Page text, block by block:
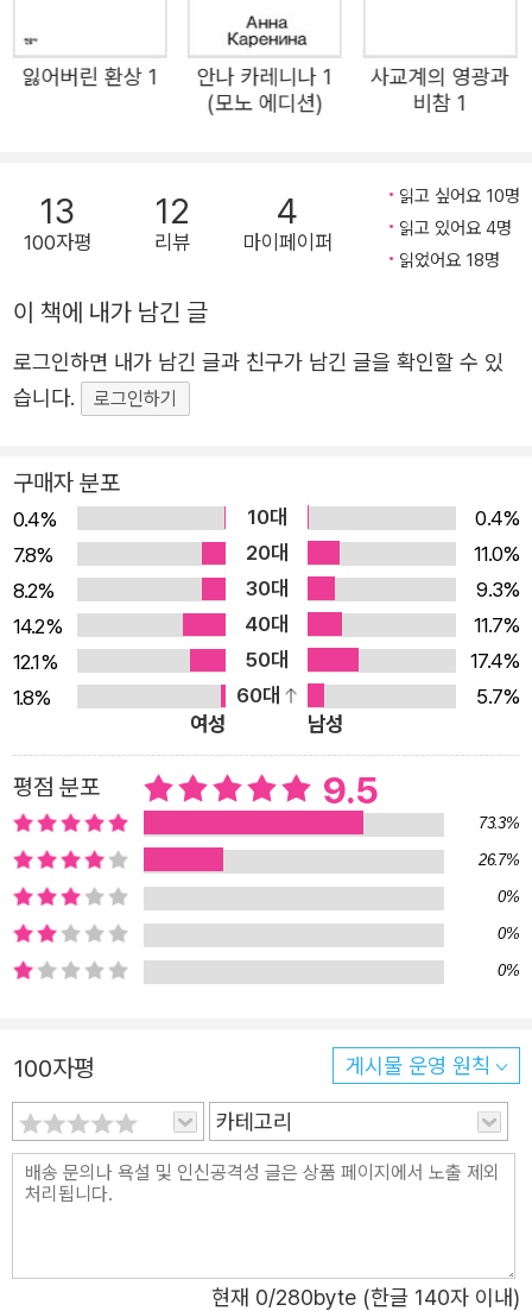
끼며 단두대의 이슬로 사라진 혁명가 당통의 이야기를 다룬
희곡 「당통의 죽음」, 소외된 하층 계급의 인물을 최초로 비극
의 주인공으로 내세워 사회의 부조리를 드러낸 희곡 「보이체
와 레나」, 천재적인 재능을 지녔음에도 사회와 화합하지 못
하고 광기 속에서 비운의 삶을 살았던 실존 작가 렌츠의 이
야기를 다룬 단편소설 「렌츠」 등 뷔히너의 전작을 이 책 한
권에 수록했다. 뿐만 아니라 당대의 전제 정치에 맞선 저항
지방의 전령」, 자연 과학에도 특출한 능력을 보였던 그의 과
학자로서의 면모를 보여 주는 강연록 「뇌신경에 관한 시범
그려 볼 수 있도록 했다. 오늘날 그의 희곡들은 전 세계적으
로 널리 공연되고 있으며, 전통적인 기승전결을 벗어난 열린
형식과 낭만성을 벗어난 냉철한 사실주의, 부조리와 소외 등
현대 연극의 주요한 특징들을 선구적으로 보여 준 작품들로
평가된다. 그의 이름을 기리기 위해 제정된 <게오르크 뷔히
너상>은 현재 독일어권에서 가장 권위 있는 문학상으로 꼽
힌다. 이 책을 번역한 전문 번역가 박종대 씨는 대부분 희곡
들로 구성된 뷔히너의 작품들을 공연에도 적합한 생생하게
v 출판사의 『게오르크 뷔히너: 작품과 편지들Georg Büch
ner: Werke und Briefe』(엮은이: 카를 푀른바허Karl Pörn
bacher, 게르하르트 샤우프Gerhard Schaub, 한스요아힘
짐Hans-Joachim Simm, 에다 치클러Edda Ziegler)을
사용했다. 현재로서는 가장 권위 있는 판본 중의 하나다.
잃어버린 환상 1
안나 카레니나 1
(모노 에디션)
사교계의 영광과
비참 1
13
100자평
12
리뷰
4
마이페이퍼
읽고 싶어요 10명
읽고 있어요 4명
읽었어요 18명
이 책에 내가 남긴 글
로그인하면 내가 남긴 글과 친구가 남긴 글을 확인할 수 있
습니다.
로그인하기
구매자 분포
0.4% 10대
0.4%
7.8%
20대
11.0%
8.2%
30대
9.3%
14.2%
40대
11.7%
12.1%
50대
17.4%
1.8%
60대 5.7%
여성 남성
평점 분포 9.5
73.3%
26.7%
0%
0%
0%
100자평 게시물 운영 원칙
카테고리
현재 0/280byte (한글 140자 이내)